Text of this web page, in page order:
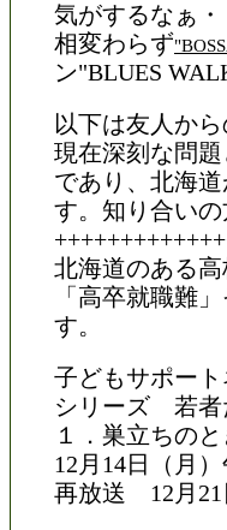
気がするなぁ
相変わらず
ン"BLUES
以下は友人から
現在深刻な問
であり、北海
す。知り合いの
北海道のある高
「高卒就職難
す。
子どもサポート
シリーズ 若者
１．巣立ちの
12月14日（月
再放送 12月21